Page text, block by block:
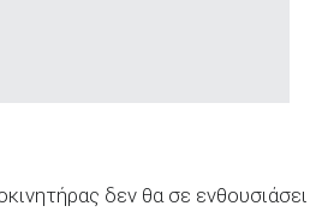
δεν θα σε ενθουσιάσει